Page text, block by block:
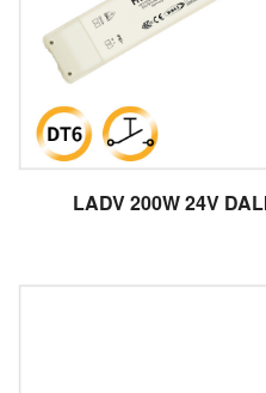
LADV 200W 24V